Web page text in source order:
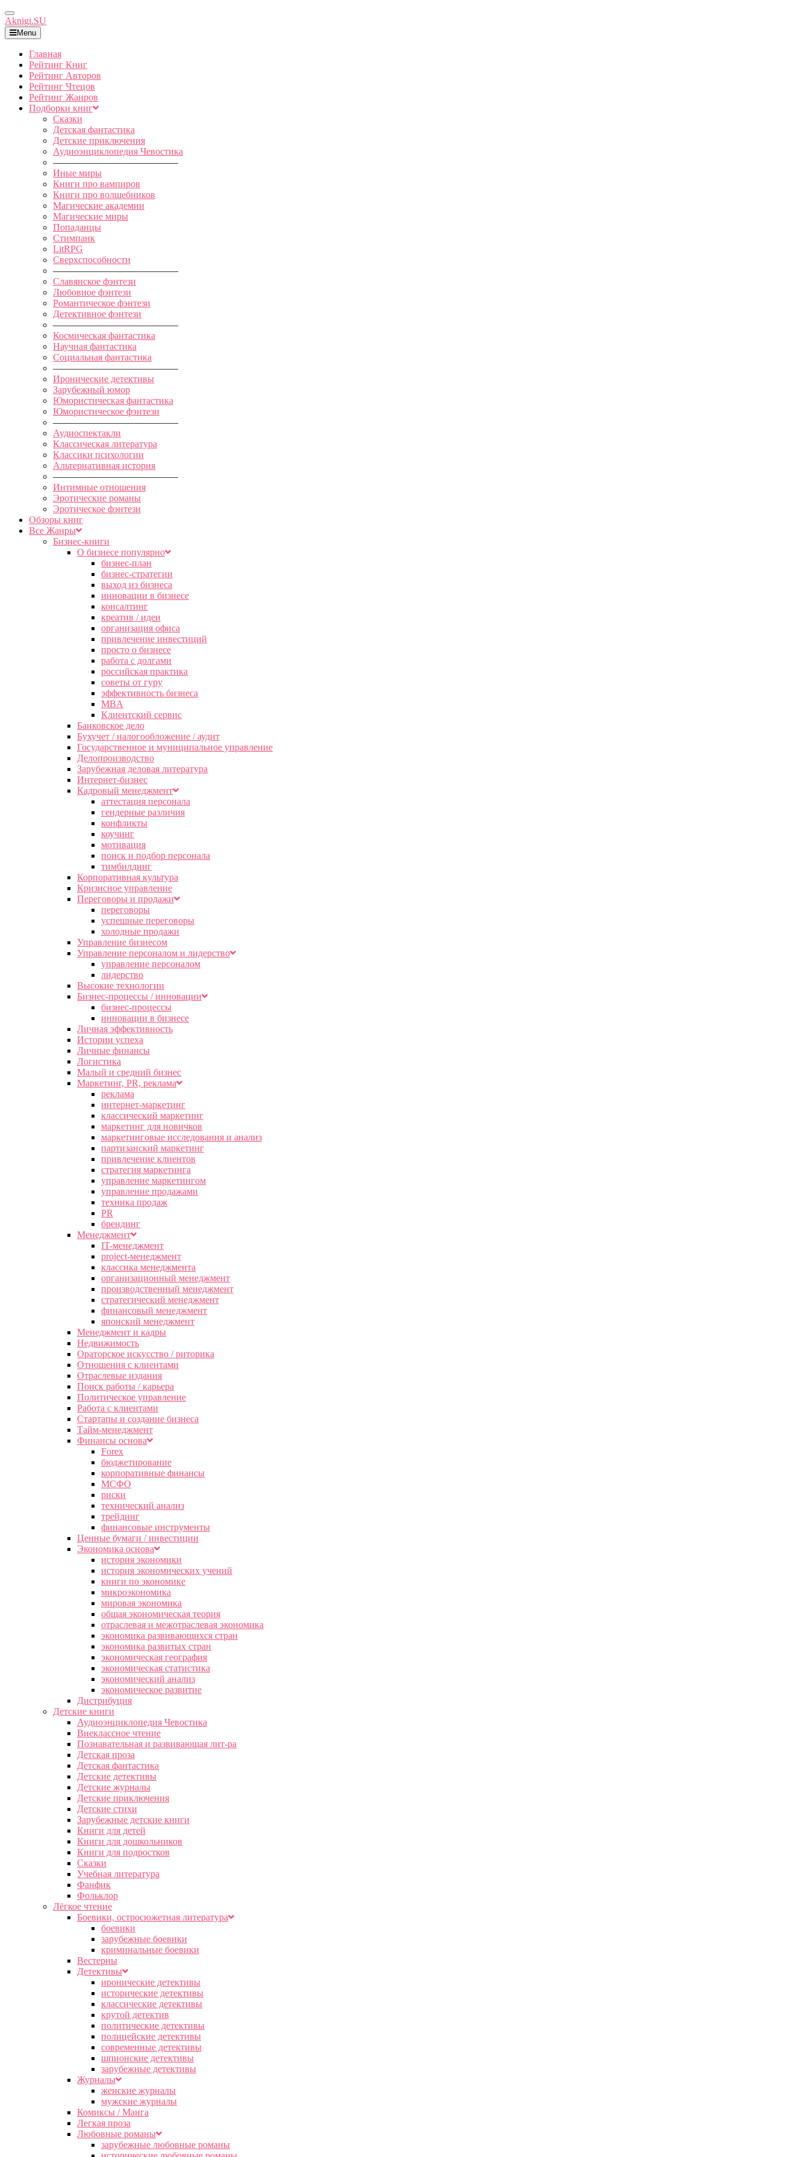
Toggle
Navigation
Aknigi.SU
Menu
Главная
Рейтинг Книг
Рейтинг Авторов
Рейтинг Чтецов
Рейтинг Жанров
Подборки книг
Сказки
Детская фантастика
Детские приключения
Аудиоэнциклопедия Чевостика
—————————————
Иные миры
Книги про вампиров
Книги про волшебников
Магические академии
Магические миры
Попаданцы
Стимпанк
LitRPG
Сверхспособности
—————————————
Славянское фэнтези
Любовное фэнтези
Романтическое фэнтези
Детективное фэнтези
—————————————
Космическая фантастика
Научная фантастика
Социальная фантастика
—————————————
Иронические детективы
Зарубежный юмор
Юмористическая фантастика
Юмористическое фэнтези
—————————————
Аудиоспектакли
Классическая литература
Классики психологии
Альтернативная история
—————————————
Интимные отношения
Эротические романы
Эротическое фэнтези
Обзоры книг
Все Жанры
Бизнес-книги
О бизнесе популярно
бизнес-план
бизнес-стратегии
выход из бизнеса
инновации в бизнесе
консалтинг
креатив / идеи
организация офиса
привлечение инвестиций
просто о бизнесе
работа с долгами
российская практика
советы от гуру
эффективность бизнеса
MBA
Клиентский сервис
Банковское дело
Бухучет / налогообложение / аудит
Государственное и муниципальное управление
Делопроизводство
Зарубежная деловая литература
Интернет-бизнес
Кадровый менеджмент
аттестация персонала
гендерные различия
конфликты
коучинг
мотивация
поиск и подбор персонала
тимбилдинг
Корпоративная культура
Кризисное управление
Переговоры и продажи
переговоры
успешные переговоры
холодные продажи
Управление бизнесом
Управление персоналом и лидерство
управление персоналом
лидерство
Высокие технологии
Бизнес-процессы / инновации
бизнес-процессы
инновации в бизнесе
Личная эффективность
Истории успеха
Личные финансы
Логистика
Малый и средний бизнес
Маркетинг, PR, реклама
реклама
интернет-маркетинг
классический маркетинг
маркетинг для новичков
маркетинговые исследования и анализ
партизанский маркетинг
привлечение клиентов
стратегия маркетинга
управление маркетингом
управление продажами
техника продаж
PR
брендинг
Менеджмент
IT-менеджмент
project-менеджмент
классика менеджмента
организационный менеджмент
производственный менеджмент
стратегический менеджмент
финансовый менеджмент
японский менеджмент
Менеджмент и кадры
Недвижимость
Ораторское искусство / риторика
Отношения с клиентами
Отраслевые издания
Поиск работы / карьера
Политическое управление
Работа с клиентами
Стартапы и создание бизнеса
Тайм-менеджмент
Финансы основа
Forex
бюджетирование
корпоративные финансы
МСФО
риски
технический анализ
трейдинг
финансовые инструменты
Ценные бумаги / инвестиции
Экономика основа
история экономики
история экономических учений
книги по экономике
микроэкономика
мировая экономика
общая экономическая теория
отраслевая и межотраслевая экономика
экономика развивающихся стран
экономика развитых стран
экономическая география
экономическая статистика
экономический анализ
экономическое развитие
Дистрибуция
Детские книги
Аудиоэнциклопедия Чевостика
Внеклассное чтение
Познавательная и развивающая лит-ра
Детская проза
Детская фантастика
Детские детективы
Детские журналы
Детские приключения
Детские стихи
Зарубежные детские книги
Книги для детей
Книги для дошкольников
Книги для подростков
Сказки
Учебная литература
Фанфик
Фольклор
Лёгкое чтение
Боевики, остросюжетная литература
боевики
зарубежные боевики
криминальные боевики
Вестерны
Детективы
иронические детективы
исторические детективы
классические детективы
крутой детектив
политические детективы
полицейские детективы
современные детективы
шпионские детективы
зарубежные детективы
Журналы
женские журналы
мужские журналы
Комиксы / Манга
Легкая проза
Любовные романы
зарубежные любовные романы